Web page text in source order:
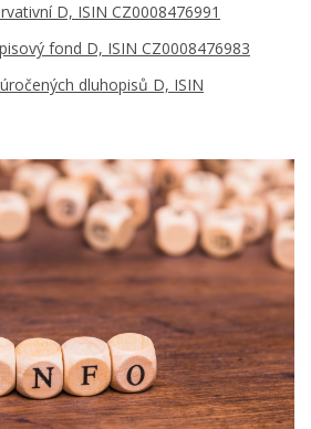
D, ISIN CZ0008476991
fond D, ISIN CZ0008476983
dluhopisů D, ISIN